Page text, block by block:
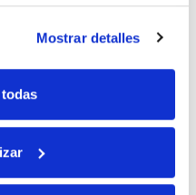
Mostrar detalles
de datos.
destinatarios: proveedor de
y suprimir los datos, así como
adicional.